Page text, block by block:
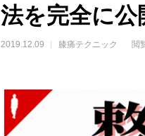
法を完全に公
2019.12.09 膝痛テクニック 閲